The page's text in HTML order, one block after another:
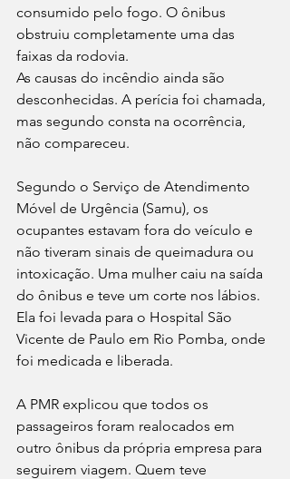
consumido pelo fogo. O ônibus
obstruiu completamente uma das
faixas da rodovia.
As causas do incêndio ainda são
desconhecidas. A perícia foi chamada,
mas segundo consta na ocorrência,
não compareceu.
Segundo o Serviço de Atendimento
Móvel de Urgência (Samu), os
ocupantes estavam fora do veículo e
não tiveram sinais de queimadura ou
intoxicação. Uma mulher caiu na saída
do ônibus e teve um corte nos lábios.
Ela foi levada para o Hospital São
Vicente de Paulo em Rio Pomba, onde
foi medicada e liberada.
A PMR explicou que todos os
passageiros foram realocados em
outro ônibus da própria empresa para
seguirem viagem. Quem teve